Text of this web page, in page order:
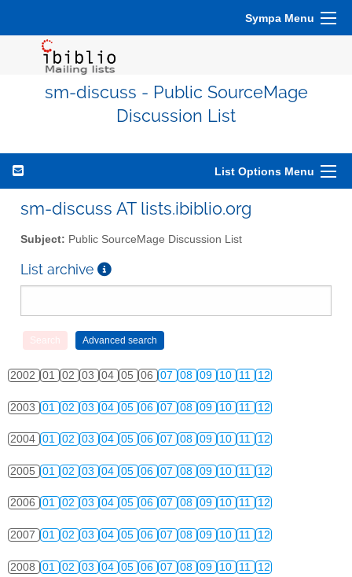
Sympa Menu
sm-discuss - Public SourceMage
Discussion List
List Options Menu
sm-discuss AT lists.ibiblio.org
Subject: Public SourceMage Discussion List
List archive
2002 01 02 03 04 05 06 07 08 09 10 11 12
2003 01 02 03 04 05 06 07 08 09 10 11 12
2004 01 02 03 04 05 06 07 08 09 10 11 12
2005 01 02 03 04 05 06 07 08 09 10 11 12
2006 01 02 03 04 05 06 07 08 09 10 11 12
2007 01 02 03 04 05 06 07 08 09 10 11 12
2008 01 02 03 04 05 06 07 08 09 10 11 12